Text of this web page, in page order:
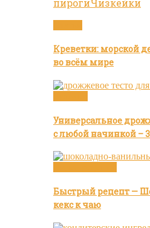
Креветки: морской
во всём мире
Универсальное
с любой начинкой –
Быстрый рецепт —
кекс к чаю